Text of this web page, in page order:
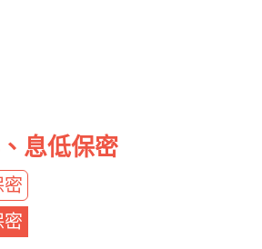
息低保密
密
密